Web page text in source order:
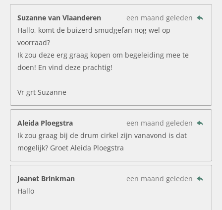
Suzanne van Vlaanderen
een maand geleden
Hallo, komt de buizerd smudgefan nog wel op
voorraad?
Ik zou deze erg graag kopen om begeleiding mee te
doen! En vind deze prachtig!
Vr grt Suzanne
Aleida Ploegstra
een maand geleden
Ik zou graag bij de drum cirkel zijn vanavond is dat
mogelijk? Groet Aleida Ploegstra
Jeanet Brinkman
een maand geleden
Hallo